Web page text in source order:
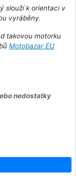
slouží k orientaci v
vyráběny.
takovou motorku
Motobazar EU
nedostatky